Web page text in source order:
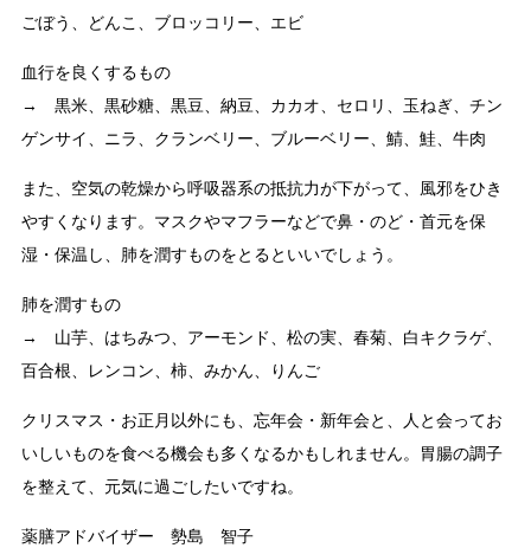
ごぼう、どんこ、ブロッコリー、エビ
血行を良くするもの
→ 黒米、黒砂糖、黒豆、納豆、カカオ、セロリ、玉ねぎ、チン
ゲンサイ、ニラ、クランベリー、ブルーベリー、鯖、鮭、牛肉
また、空気の乾燥から呼吸器系の抵抗力が下がって、風邪をひき
やすくなります。マスクやマフラーなどで鼻・のど・首元を保
湿・保温し、肺を潤すものをとるといいでしょう。
肺を潤すもの
→ 山芋、はちみつ、アーモンド、松の実、春菊、白キクラゲ、
百合根、レンコン、柿、みかん、りんご
クリスマス・お正月以外にも、忘年会・新年会と、人と会ってお
いしいものを食べる機会も多くなるかもしれません。胃腸の調子
を整えて、元気に過ごしたいですね。
薬膳アドバイザー 勢島 智子